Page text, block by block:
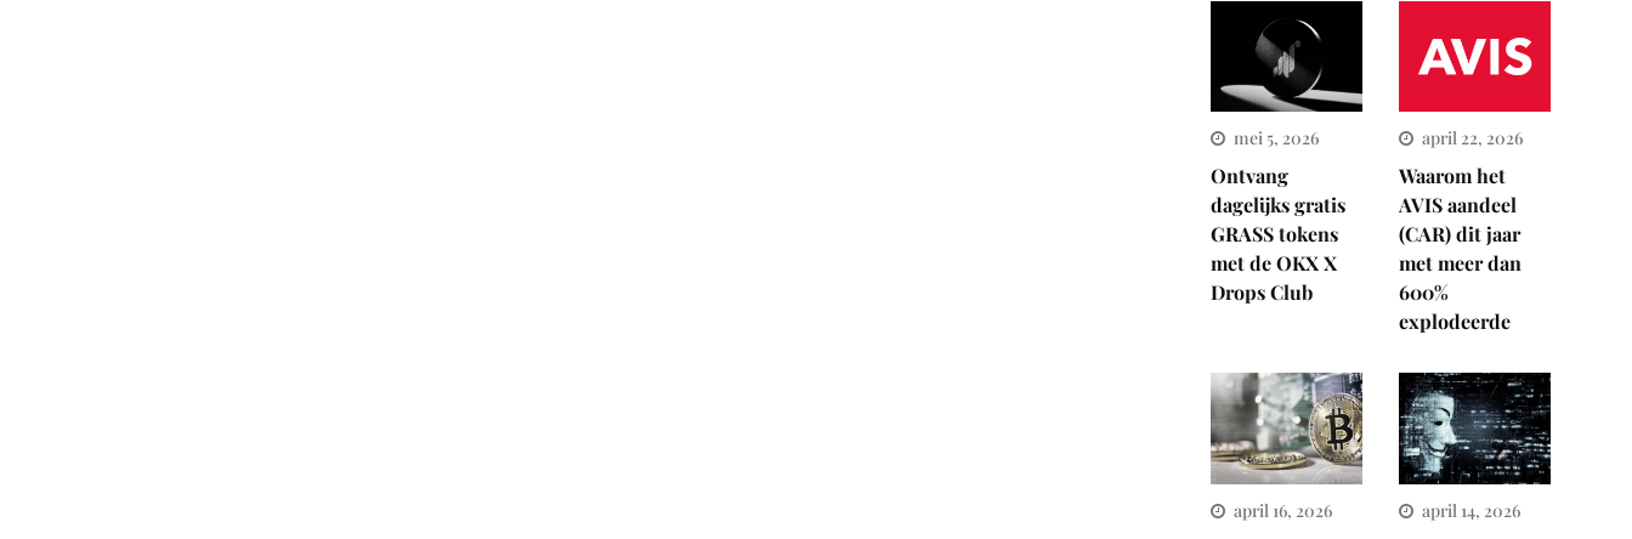
mei 5, 2026
Ontvang
dagelijks gratis
GRASS tokens
met de OKX X
Drops Club
april 22, 2026
Waarom het
AVIS aandeel
(CAR) dit jaar
met meer dan
600%
explodeerde
april 16, 2026 april 14, 2026